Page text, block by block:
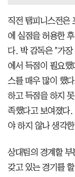
직전 탬피니스전은
에 실점을 허용한
다. 박 감독은 "가장
에서 득점이 필요
스를 매우 많이 했
하고 득점을 하지
족했다고 보여졌다.
야 하지 않나 생각
상대팀의 경계할
갖고 있는 경기를